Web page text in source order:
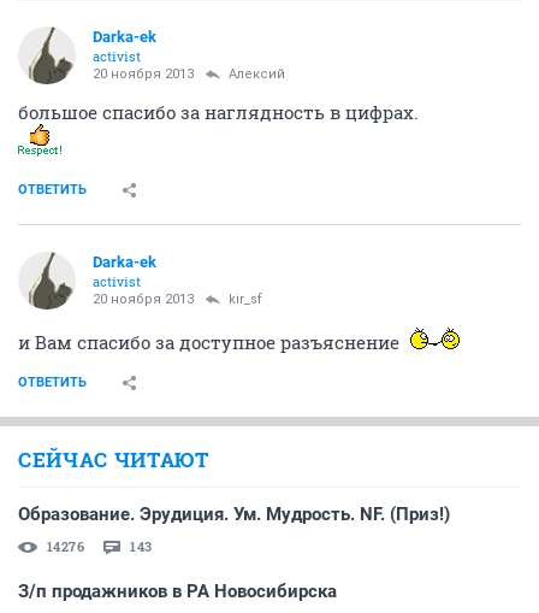
Darka-ek
activist
20 ноября 2013 Алексий
большое спасибо за наглядность в цифрах.
ОТВЕТИТЬ
Darka-ek
activist
20 ноября 2013 kir_sf
и Вам спасибо за доступное разъяснение
ОТВЕТИТЬ
СЕЙЧАС ЧИТАЮТ
Образование. Эрудиция. Ум. Мудрость. NF. (Приз!)
14276 143
З/п продажников в РА Новосибирска